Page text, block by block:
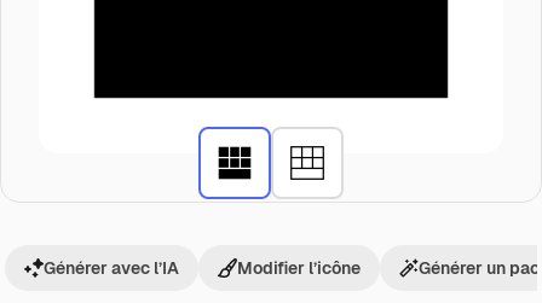
Générer avec l’IA Modifier l’icône Générer un